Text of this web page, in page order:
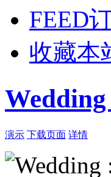
FEED
收藏本
演示 下载页面 详情